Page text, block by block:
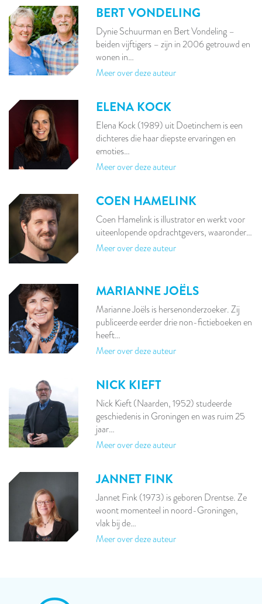
BERT VONDELING
Dynie Schuurman en Bert Vondeling –
beiden vijftigers – zijn in 2006 getrouwd en
wonen in…
Meer over deze auteur
ELENA KOCK
Elena Kock (1989) uit Doetinchem is een
dichteres die haar diepste ervaringen en
emoties…
Meer over deze auteur
COEN HAMELINK
Coen Hamelink is illustrator en werkt voor
uiteenlopende opdrachtgevers, waaronder…
Meer over deze auteur
MARIANNE JOËLS
Marianne Joëls is hersenonderzoeker. Zij
publiceerde eerder drie non-fictieboeken en
heeft…
Meer over deze auteur
NICK KIEFT
Nick Kieft (Naarden, 1952) studeerde
geschiedenis in Groningen en was ruim 25
jaar…
Meer over deze auteur
JANNET FINK
Jannet Fink (1973) is geboren Drentse. Ze
woont momenteel in noord-Groningen,
vlak bij de…
Meer over deze auteur